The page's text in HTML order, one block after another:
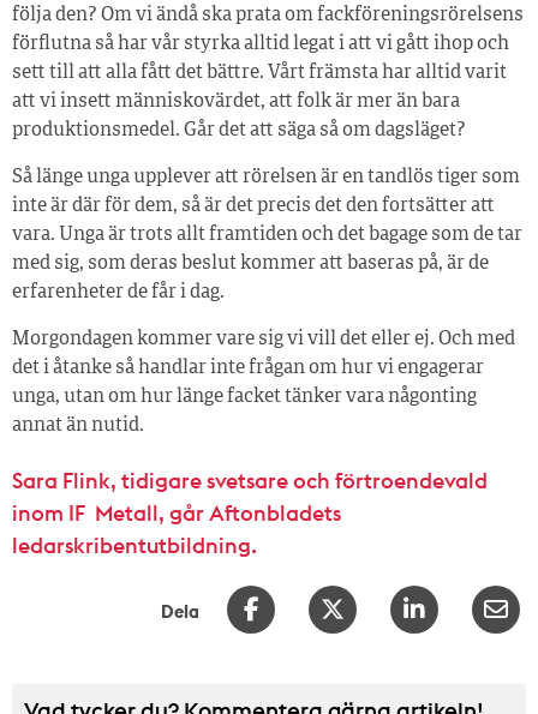
följa den? Om vi ändå ska prata om fackföreningsrörelsens
förflutna så har vår styrka alltid legat i att vi gått ihop och
sett till att alla fått det bättre. Vårt främsta har alltid varit
att vi insett människovärdet, att folk är mer än bara
produktionsmedel. Går det att säga så om dagsläget?
Så länge unga upplever att rörelsen är en tandlös tiger som
inte är där för dem, så är det precis det den fortsätter att
vara. Unga är trots allt framtiden och det bagage som de tar
med sig, som deras beslut kommer att baseras på, är de
erfarenheter de får i dag.
Morgondagen kommer vare sig vi vill det eller ej. Och med
det i åtanke så handlar inte frågan om hur vi engagerar
unga, utan om hur länge facket tänker vara någonting
annat än nutid.
Sara Flink, tidigare svetsare och förtroendevald
inom IF Metall, går Aftonbladets
ledarskribentutbildning.
Dela